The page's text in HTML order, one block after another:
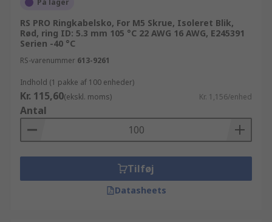
På lager
RS PRO Ringkabelsko, For M5 Skrue, Isoleret Blik,
Rød, ring ID: 5.3 mm 105 °C 22 AWG 16 AWG, E245391
Serien -40 °C
RS-varenummer 613-9261
Indhold (1 pakke af 100 enheder)
Kr. 115,60(ekskl. moms) Kr. 1,156/enhed
Antal
Tilføj
Datasheets